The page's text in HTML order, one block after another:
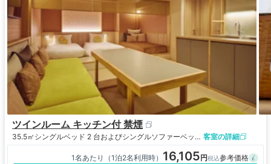
ツインルーム キッチン付 禁煙
35.5㎡ シングルベッド 2 台およびシングルソファーベッド 2 台 客室の詳細
1名あたり（1泊2名利用時） 16,105